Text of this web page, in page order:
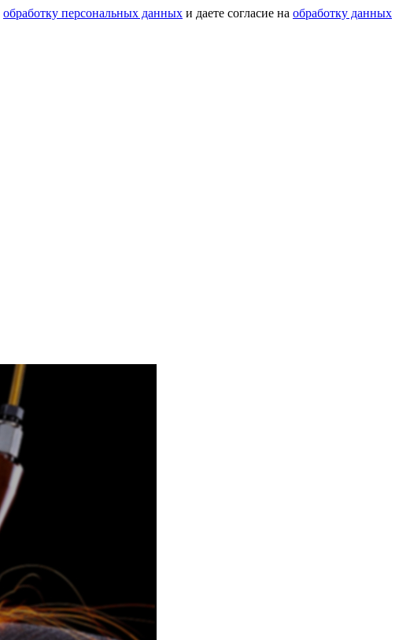
обработку персональных данных и даете согласие на обработку данных